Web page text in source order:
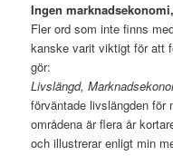
Ingen
Fler ord som inte finns
kanske varit viktigt för att
gör:
Livslängd,
förväntade livslängden för
områdena är flera år
och illustrerar enligt min